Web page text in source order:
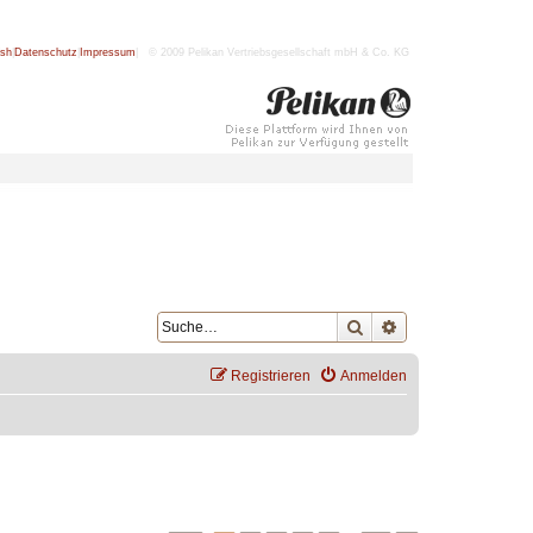
Datenschutz Impressum | © 2009 Pelikan Vertriebsgesellschaft mbH & Co. KG
Suche
Anmelden
Registrieren